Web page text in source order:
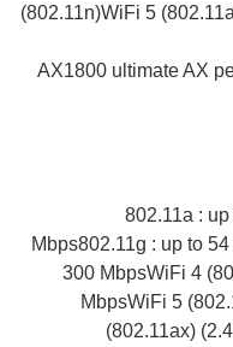
(802.11n)WiFi 5
AX1800 ultimate AX
802.11a :
Mbps802.11g : up to
300 MbpsWiFi 4
MbpsWiFi 5
(802.11ax)